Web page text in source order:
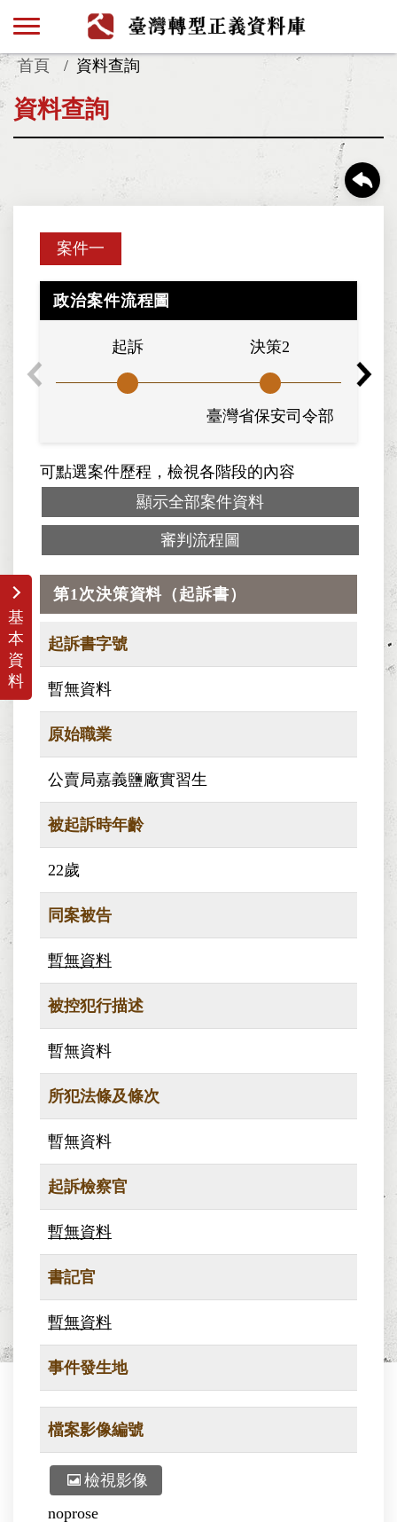
首頁 資料查詢
資料查詢
案件一
政治案件流程圖
起訴 決策2
臺灣省保安司令部
可點選案件歷程，檢視各階段的內容
顯示全部案件資料
審判流程圖
基
本
資
料
第1次決策資料（起訴書）
起訴書字號
暫無資料
原始職業
公賣局嘉義鹽廠實習生
被起訴時年齡
22歲
同案被告
暫無資料
被控犯行描述
暫無資料
所犯法條及條次
暫無資料
起訴檢察官
暫無資料
書記官
暫無資料
事件發生地
檔案影像編號
檢視影像
noprose